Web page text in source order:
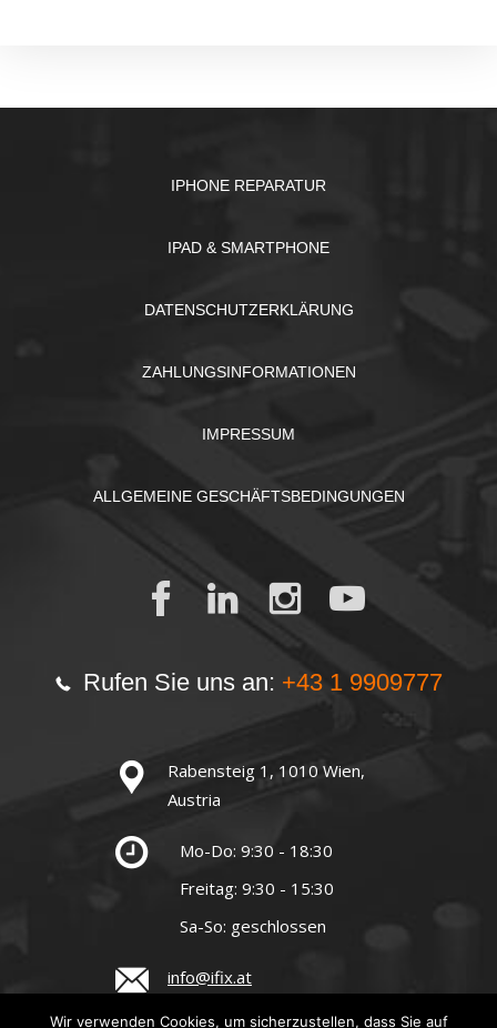
IPHONE REPARATUR
IPAD & SMARTPHONE
DATENSCHUTZERKLÄRUNG
ZAHLUNGSINFORMATIONEN
IMPRESSUM
ALLGEMEINE GESCHÄFTSBEDINGUNGEN
Rufen Sie uns an: +43 1 9909777
Rabensteig 1, 1010 Wien,
Austria
Mo-Do: 9:30 - 18:30
Freitag: 9:30 - 15:30
Sa-So: geschlossen
info@ifix.at
Wir verwenden Cookies, um sicherzustellen, dass Sie auf